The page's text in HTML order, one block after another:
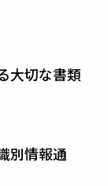
大切な書類
別情報通